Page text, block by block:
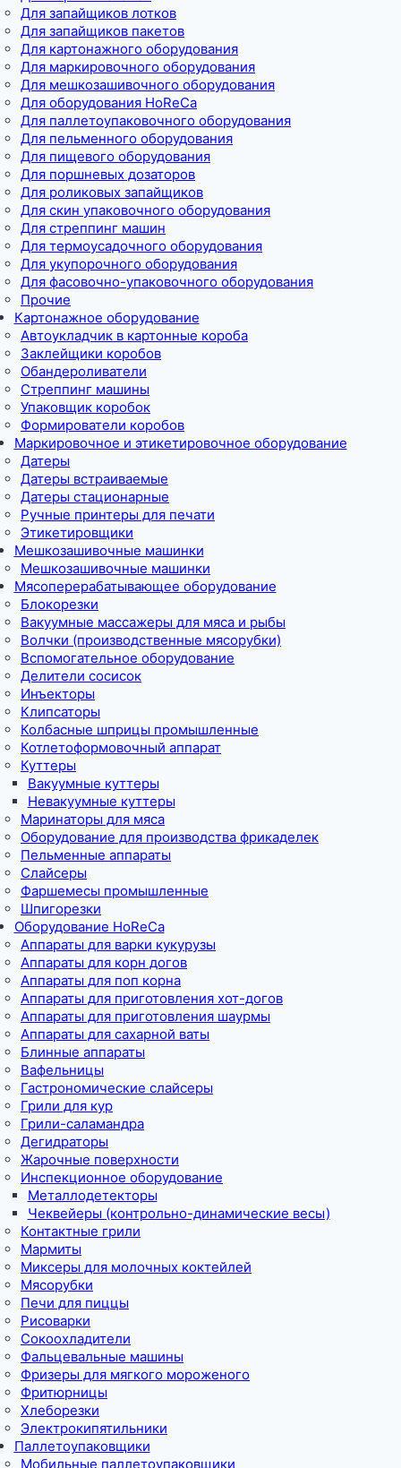
Для запайщиков лотков
Для запайщиков пакетов
Для картонажного оборудования
Для маркировочного оборудования
Для мешкозашивочного оборудования
Для оборудования HoReCa
Для паллетоупаковочного оборудования
Для пельменного оборудования
Для пищевого оборудования
Для поршневых дозаторов
Для роликовых запайщиков
Для скин упаковочного оборудования
Для стреппинг машин
Для термоусадочного оборудования
Для укупорочного оборудования
Для фасовочно-упаковочного оборудования
Прочие
Картонажное оборудование
Автоукладчик в картонные короба
Заклейщики коробов
Обандероливатели
Стреппинг машины
Упаковщик коробок
Формирователи коробов
Маркировочное и этикетировочное оборудование
Датеры
Датеры встраиваемые
Датеры стационарные
Ручные принтеры для печати
Этикетировщики
Мешкозашивочные машинки
Мешкозашивочные машинки
Мясоперерабатывающее оборудование
Блокорезки
Вакуумные массажеры для мяса и рыбы
Волчки (производственные мясорубки)
Вспомогательное оборудование
Делители сосисок
Инъекторы
Клипсаторы
Колбасные шприцы промышленные
Котлетоформовочный аппарат
Куттеры
Вакуумные куттеры
Невакуумные куттеры
Маринаторы для мяса
Оборудование для производства фрикаделек
Пельменные аппараты
Слайсеры
Фаршемесы промышленные
Шпигорезки
Оборудование HoReCa
Аппараты для варки кукурузы
Аппараты для корн догов
Аппараты для поп корна
Аппараты для приготовления хот-догов
Аппараты для приготовления шаурмы
Аппараты для сахарной ваты
Блинные аппараты
Вафельницы
Гастрономические слайсеры
Грили для кур
Грили-саламандра
Дегидраторы
Жарочные поверхности
Инспекционное оборудование
Металлодетекторы
Чеквейеры (контрольно-динамические весы)
Контактные грили
Мармиты
Миксеры для молочных коктейлей
Мясорубки
Печи для пиццы
Рисоварки
Сокоохладители
Фальцевальные машины
Фризеры для мягкого мороженого
Фритюрницы
Хлеборезки
Электрокипятильники
Паллетоупаковщики
Мобильные паллетоупаковщики